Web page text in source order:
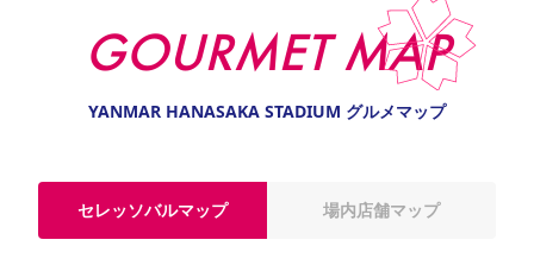
GOURMET MAP
YANMAR HANASAKA STADIUM グルメマップ
セレッソバルマップ 場内店舗マップ